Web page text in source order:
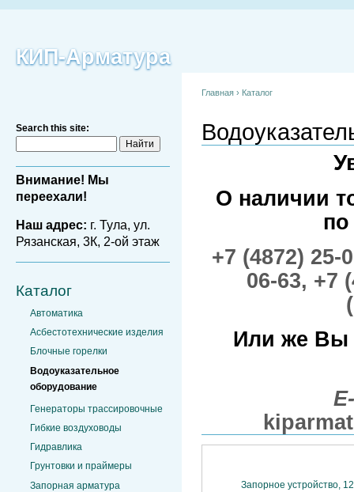
КИП-Арматура
Search this site:
Внимание! Мы
переехали!
Наш адрес: г. Тула, ул.
Рязанская, 3К, 2-ой этаж
Каталог
Автоматика
Асбестотехнические изделия
Блочные горелки
Водоуказательное
оборудование
Генераторы трассировочные
Гибкие воздуховоды
Гидравлика
Грунтовки и праймеры
Запорная арматура
Главная › Каталог
О наличии
+7 (4872) 25-
06-63, +7
Или же Вы
Запорное устройство,